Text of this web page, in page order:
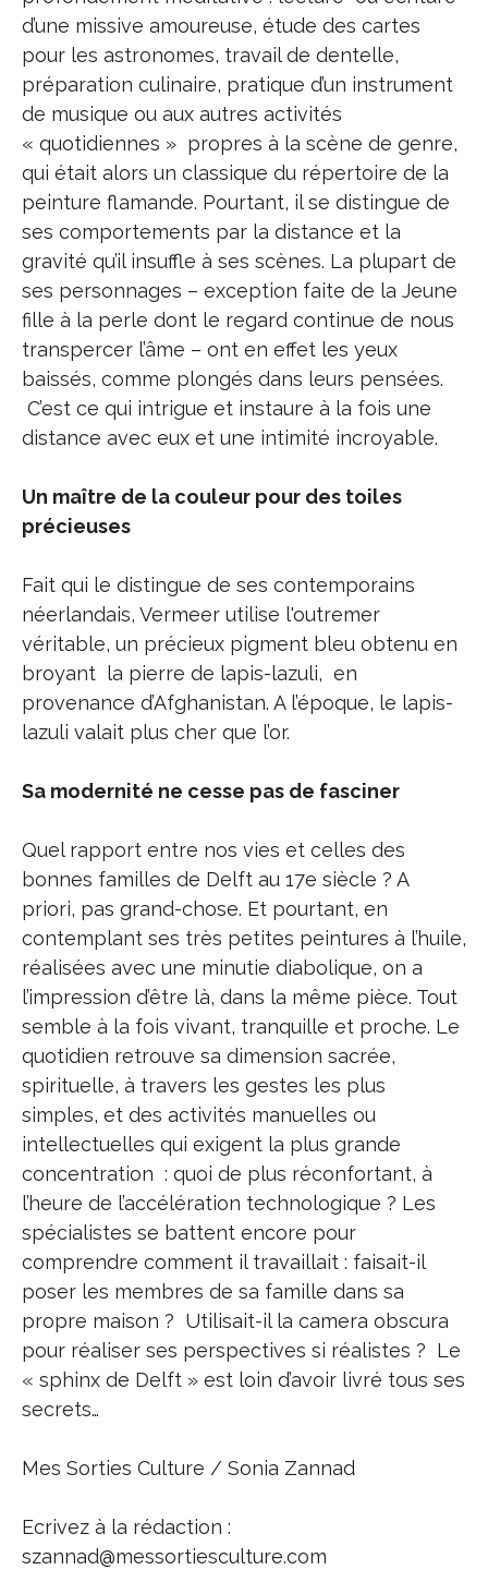
d’une missive amoureuse, étude des cartes
pour les astronomes, travail de dentelle,
préparation culinaire, pratique d’un instrument
de musique ou aux autres activités
« quotidiennes » propres à la scène de genre,
qui était alors un classique du répertoire de la
peinture flamande. Pourtant, il se distingue de
ses comportements par la distance et la
gravité qu’il insuffle à ses scènes. La plupart de
ses personnages – exception faite de la Jeune
fille à la perle dont le regard continue de nous
transpercer l’âme – ont en effet les yeux
baissés, comme plongés dans leurs pensées.
C’est ce qui intrigue et instaure à la fois une
distance avec eux et une intimité incroyable.
Un maître de la couleur pour des toiles
précieuses
Fait qui le distingue de ses contemporains
néerlandais, Vermeer utilise l'outremer
véritable, un précieux pigment bleu obtenu en
broyant la pierre de lapis-lazuli, en
provenance d’Afghanistan. A l’époque, le lapis-
lazuli valait plus cher que l’or.
Sa modernité ne cesse pas de fasciner
Quel rapport entre nos vies et celles des
bonnes familles de Delft au 17e siècle ? A
priori, pas grand-chose. Et pourtant, en
contemplant ses très petites peintures à l’huile,
réalisées avec une minutie diabolique, on a
l’impression d’être là, dans la même pièce. Tout
semble à la fois vivant, tranquille et proche. Le
quotidien retrouve sa dimension sacrée,
spirituelle, à travers les gestes les plus
simples, et des activités manuelles ou
intellectuelles qui exigent la plus grande
concentration : quoi de plus réconfortant, à
l’heure de l’accélération technologique ? Les
spécialistes se battent encore pour
comprendre comment il travaillait : faisait-il
poser les membres de sa famille dans sa
propre maison ? Utilisait-il la camera obscura
pour réaliser ses perspectives si réalistes ? Le
« sphinx de Delft » est loin d’avoir livré tous ses
secrets…
Mes Sorties Culture / Sonia Zannad
Ecrivez à la rédaction :
szannad@messortiesculture.com